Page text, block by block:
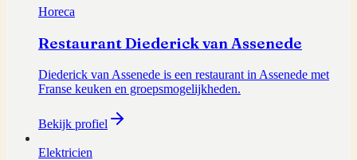
Horeca
Restaurant Diederick van Assenede
Diederick van Assenede is een restaurant in Assenede met
Franse keuken en groepsmogelijkheden.
Bekijk profiel
Elektricien